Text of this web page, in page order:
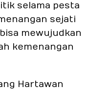
selama pesta
sejati
mewujudkan
kemenangan
Hartawan